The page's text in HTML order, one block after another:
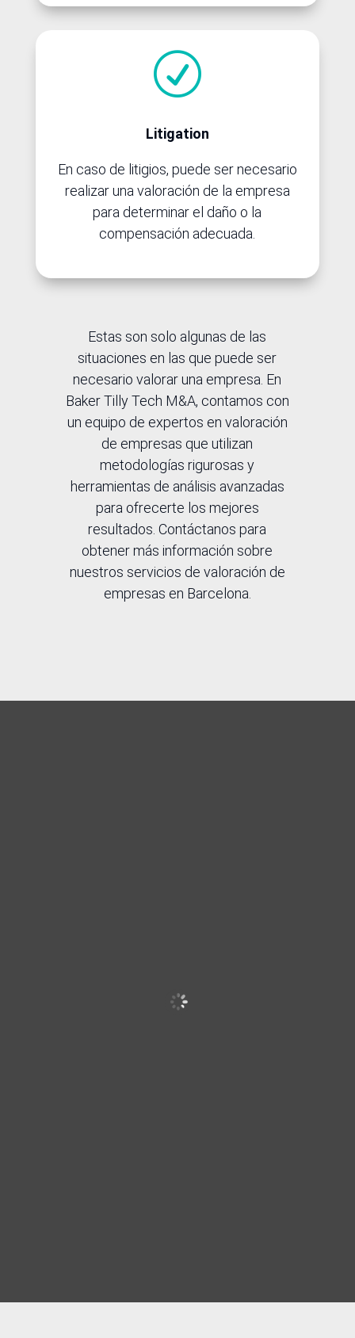
R
Litigation
En caso de litigios, puede ser necesario
realizar una valoración de la empresa
para determinar el daño o la
compensación adecuada.
Estas son solo algunas de las
situaciones en las que puede ser
necesario valorar una empresa. En
Baker Tilly Tech M&A, contamos con
un equipo de expertos en valoración
de empresas que utilizan
metodologías rigurosas y
herramientas de análisis avanzadas
para ofrecerte los mejores
resultados. Contáctanos para
obtener más información sobre
nuestros servicios de valoración de
empresas en Barcelona.